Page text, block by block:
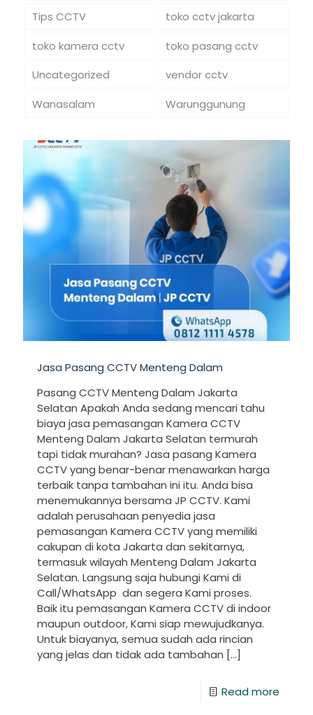
Tips CCTV
toko cctv jakarta
toko kamera cctv
toko pasang cctv
Uncategorized
vendor cctv
Wanasalam
Warunggunung
Jasa Pasang CCTV Menteng Dalam
Pasang CCTV Menteng Dalam Jakarta
Selatan Apakah Anda sedang mencari tahu
biaya jasa pemasangan Kamera CCTV
Menteng Dalam Jakarta Selatan termurah
tapi tidak murahan? Jasa pasang Kamera
CCTV yang benar-benar menawarkan harga
terbaik tanpa tambahan ini itu. Anda bisa
menemukannya bersama JP CCTV. Kami
adalah perusahaan penyedia jasa
pemasangan Kamera CCTV yang memiliki
cakupan di kota Jakarta dan sekitarnya,
termasuk wilayah Menteng Dalam Jakarta
Selatan. Langsung saja hubungi Kami di
Call/WhatsApp dan segera Kami proses.
Baik itu pemasangan Kamera CCTV di indoor
maupun outdoor, Kami siap mewujudkanya.
Untuk biayanya, semua sudah ada rincian
yang jelas dan tidak ada tambahan […]
Read more